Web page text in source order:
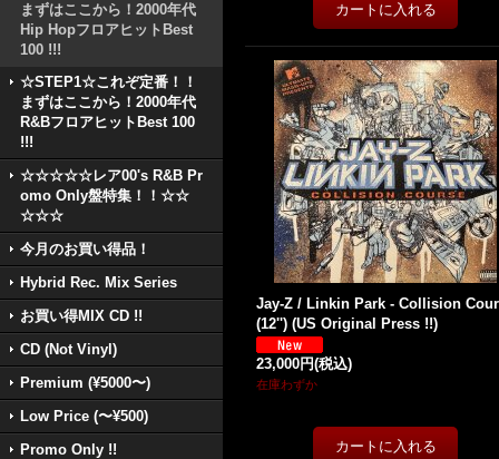
まずはここから！2000年代
Hip HopフロアヒットBest
100 !!!
☆STEP1☆これぞ定番！！
まずはここから！2000年代
R&BフロアヒットBest 100
!!!
☆☆☆☆☆レア00's R&B Pr
omo Only盤特集！！☆☆
☆☆☆
今月のお買い得品！
Hybrid Rec. Mix Series
お買い得MIX CD !!
CD (Not Vinyl)
Premium (¥5000〜)
Low Price (〜¥500)
Promo Only !!
Jay-Z / Linkin Park - Collision
(12'') (US Original Press !!)
23,000円(税込)
在庫わずか